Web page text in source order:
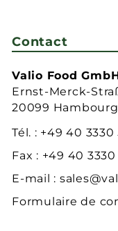
Contact
Valio Food
Ernst-Merck-
20099 Hambourg
Tél. : +49 40 3330
Fax : +49 40
E-mail :
Formulaire de